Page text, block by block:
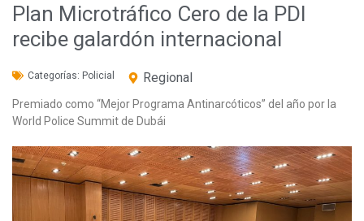
Plan Microtráfico Cero de la PDI
recibe galardón internacional
Categorías: Policial Regional
Premiado como “Mejor Programa Antinarcóticos” del año por la
World Police Summit de Dubái